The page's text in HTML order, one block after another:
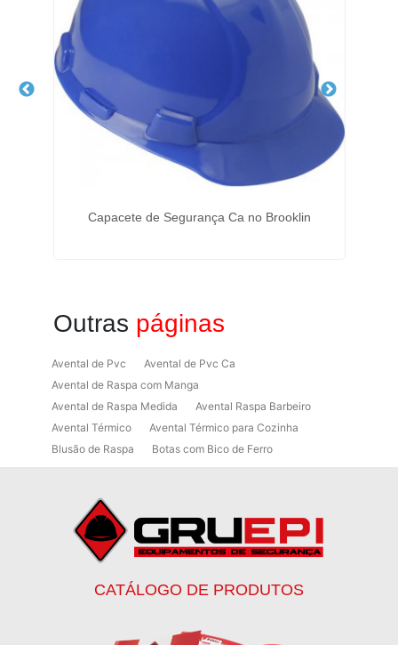
Capacete de Segurança Ca no Brooklin
Outras páginas
Avental de Pvc
Avental de Pvc Ca
Avental de Raspa com Manga
Avental de Raspa Medida
Avental Raspa Barbeiro
Avental Térmico
Avental Térmico para Cozinha
Blusão de Raspa
Botas com Bico de Ferro
Botinas
Botinas Bico de Ferro
Botinas de Segurança
Botinas de Trabalho
Botinas EPI
Botinas Masculinas para Trabalho
Calçados de Segurança
Calçados de Segurança Epi
Capacete de Segurança Ca
CATÁLOGO DE PRODUTOS